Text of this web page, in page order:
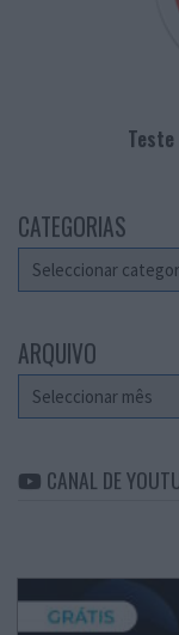
CATEGORIAS
Categorias
ARQUIVO
Arquivo
CANAL DE